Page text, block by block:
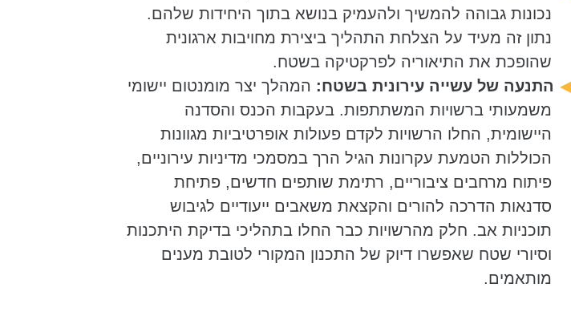
כ תוצר ישיר של הכנס והסדנה, הופקה חוברת מקצועית המרכזת
את הידע והתובנות שנצברו. החוברת מהווה תשתית רעיונית ונכס ידע
עבור היחידות השונות בעירייה, המאפשרים העמקה בנושא ותרגום
העקרונות המקצועיים לעשייה עירונית במגוון תחומי השירות והמרחב.
יחידות עירוניות שותפות: מינהל קהילה, תרבות וספורט, מובילי
מדיניות ודרגי ביצוע באגפי העירייה השונים (חינוך, רווחה, תכנון).
נכונות גבוהה להמשיך ולהעמיק בנושא בתוך היחידות שלהם.
נתון זה מעיד על הצלחת התהליך ביצירת מחויבות ארגונית
שהופכת את התיאוריה לפרקטיקה בשטח.
התנעה של עשייה עירונית בשטח: המהלך יצר מומנטום יישומי
משמעותי ברשויות המשתתפות. בעקבות הכנס והסדנה
היישומית, החלו הרשויות לקדם פעולות אופרטיביות מגוונות
הכוללות הטמעת עקרונות הגיל הרך במסמכי מדיניות עירוניים,
פיתוח מרחבים ציבוריים, רתימת שותפים חדשים, פתיחת
סדנאות הדרכה להורים והקצאת משאבים ייעודיים לגיבוש
תוכניות אב. חלק מהרשויות כבר החלו בתהליכי בדיקת היתכנות
וסיורי שטח שאפשרו דיוק של התכנון המקורי לטובת מענים
מותאמים.